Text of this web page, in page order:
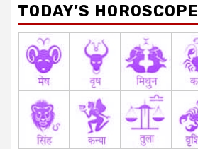
TODAY’S HOROSCOPE